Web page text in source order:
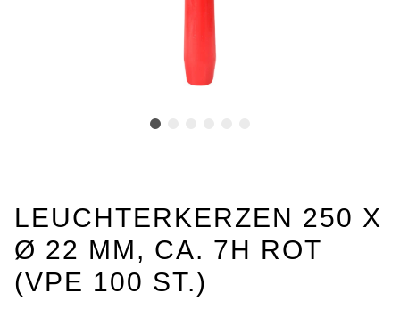
LEUCHTERKERZEN 250 X
Ø 22 MM, CA. 7H ROT
(VPE 100 ST.)